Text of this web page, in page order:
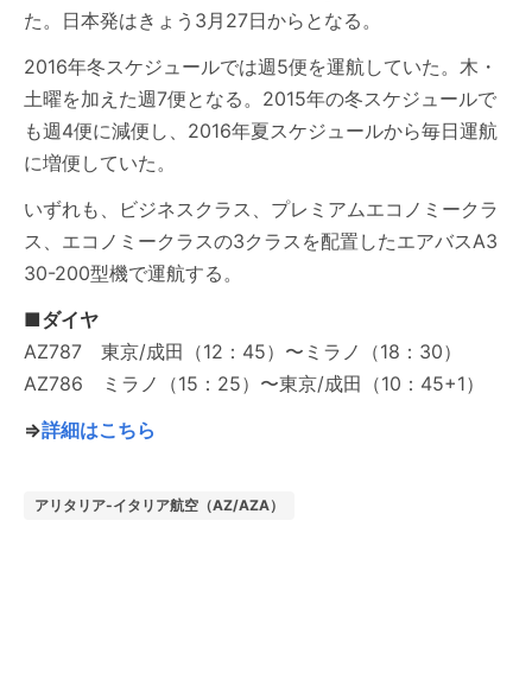
た。日本発はきょう3月27日からとなる。
2016年冬スケジュールでは週5便を運航していた。木・
土曜を加えた週7便となる。2015年の冬スケジュールで
も週4便に減便し、2016年夏スケジュールから毎日運航
に増便していた。
いずれも、ビジネスクラス、プレミアムエコノミークラ
ス、エコノミークラスの3クラスを配置したエアバスA3
30-200型機で運航する。
■ダイヤ
AZ787 東京/成田（12：45）〜ミラノ（18：30）
AZ786 ミラノ（15：25）〜東京/成田（10：45+1）
⇒詳細はこちら
アリタリア-イタリア航空（AZ/AZA）